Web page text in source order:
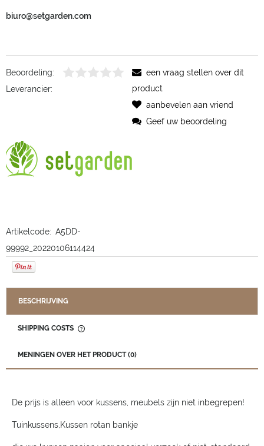
biuro@setgarden.com
Beoordeling:
Leverancier:
Artikelcode: A5DD-
99992_20220106114424
een vraag stellen over dit
product
aanbevelen aan vriend
Geef uw beoordeling
BESCHRIJVING
SHIPPING COSTS
MENINGEN OVER HET PRODUCT (0)
De prijs is alleen voor kussens, meubels zijn niet inbegrepen!
Tuinkussens,Kussen rotan bankje